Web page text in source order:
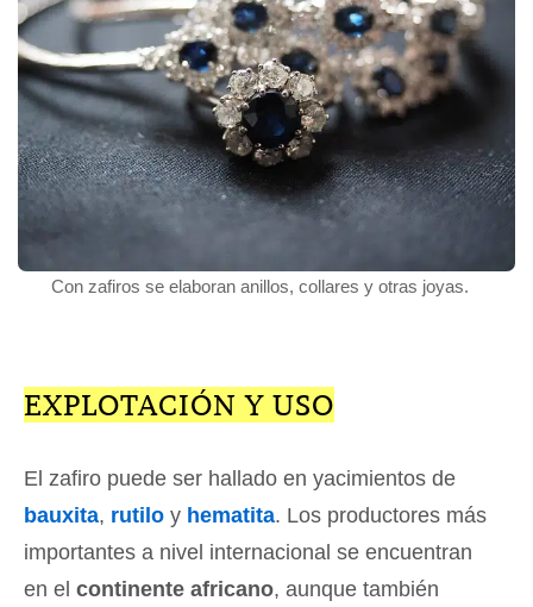
Con zafiros se elaboran anillos, collares y otras joyas.
EXPLOTACIÓN Y USO
El zafiro puede ser hallado en yacimientos de
bauxita, rutilo y hematita. Los productores más
importantes a nivel internacional se encuentran
en el continente africano, aunque también